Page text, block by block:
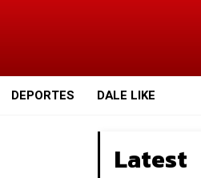
DEPORTES DALE LIKE
Latest